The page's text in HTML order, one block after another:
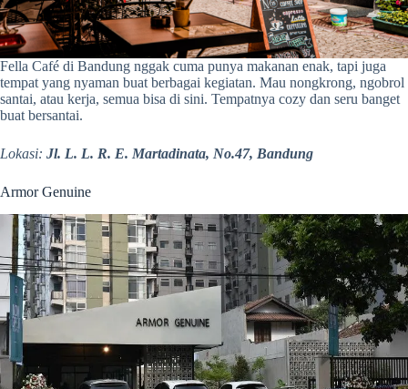
Fella Café di Bandung nggak cuma punya makanan enak, tapi juga
tempat yang nyaman buat berbagai kegiatan. Mau nongkrong, ngobrol
santai, atau kerja, semua bisa di sini. Tempatnya cozy dan seru banget
buat bersantai.
Lokasi: Jl. L. L. R. E. Martadinata, No.47, Bandung
Armor Genuine